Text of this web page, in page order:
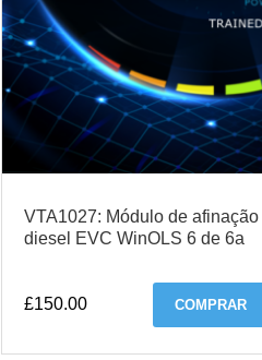
VTA1027: Módulo de afinação
diesel EVC WinOLS 6 de 6a
£150.00 COMPRAR